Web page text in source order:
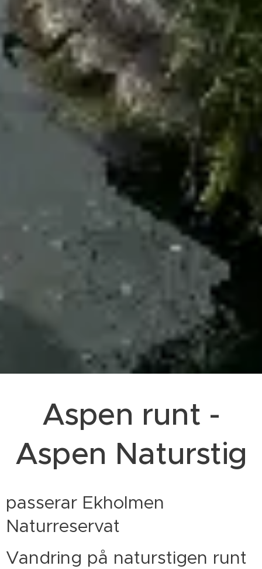
Aspen runt -
Aspen Naturstig
passerar Ekholmen
Naturreservat
Vandring på naturstigen runt